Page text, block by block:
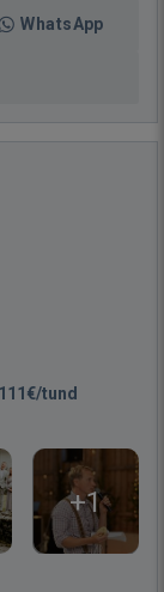
WhatsApp
tund
+1